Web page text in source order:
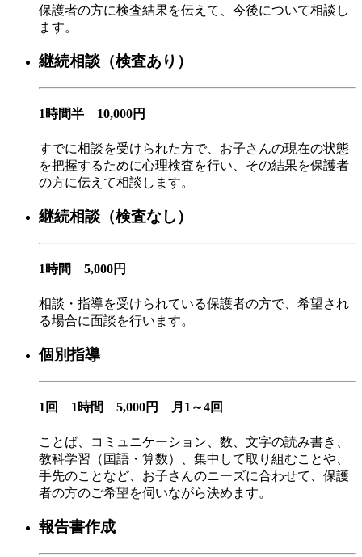
保護者の方に検査結果を伝えて、今後について相談し
ます。
継続相談（検査あり）
1時間半 10,000円
すでに相談を受けられた方で、お子さんの現在の状態
を把握するために心理検査を行い、その結果を保護者
の方に伝えて相談します。
継続相談（検査なし）
1時間 5,000円
相談・指導を受けられている保護者の方で、希望され
る場合に面談を行います。
個別指導
1回 1時間 5,000円 月1～4回
ことば、コミュニケーション、数、文字の読み書き、
教科学習（国語・算数）、集中して取り組むことや、
手先のことなど、お子さんのニーズに合わせて、保護
者の方のご希望を伺いながら決めます。
報告書作成